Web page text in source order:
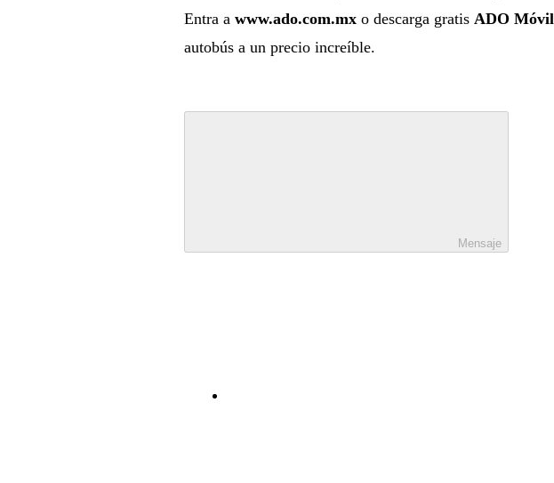
Entra awww.ado.com.mxo descarga gratis ADO Móvil
autobús a un precio increíble.
Mensaje